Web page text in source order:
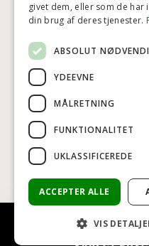
© COPYRIGHT -
givet dem, eller som de har
din brug af deres tjenester.
ABSOLUT
YDEEVNE
MÅLRETNING
FUNKTIONALITET
UKLASSIFICEREDE
ACCEPTER ALLE
VIS
Vind et